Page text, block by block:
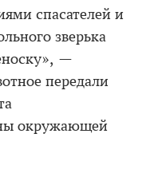
спасателей и
зверька
—
передали
окружающей